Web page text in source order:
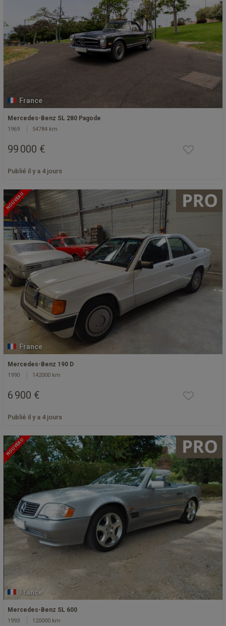
France
Mercedes-Benz SL 280 Pagode
1969 54784 km
99 000 €
Publié il y a 4 jours
NOUVEAU
France
Mercedes-Benz 190 D
1990 142000 km
6 900 €
Publié il y a 4 jours
NOUVEAU
France
Mercedes-Benz SL 600
1993 120000 km